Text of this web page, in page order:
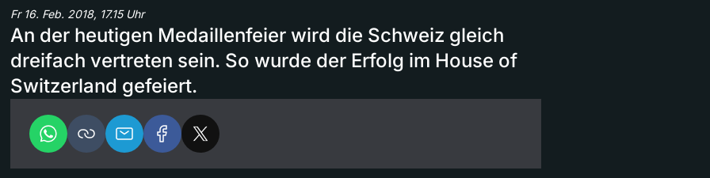
Fr 16. Feb. 2018, 17.15 Uhr
An der heutigen Medaillenfeier wird die Schweiz gleich
dreifach vertreten sein. So wurde der Erfolg im House of
Switzerland gefeiert.